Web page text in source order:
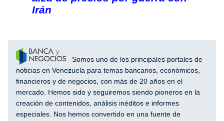
Irán
Somos uno de los principales portales de
noticias en Venezuela para temas bancarios, económicos,
financieros y de negocios, con más de 20 años en el
mercado. Hemos sido y seguiremos siendo pioneros en la
creación de contenidos, análisis inéditos e informes
especiales. Nos hemos convertido en una fuente de